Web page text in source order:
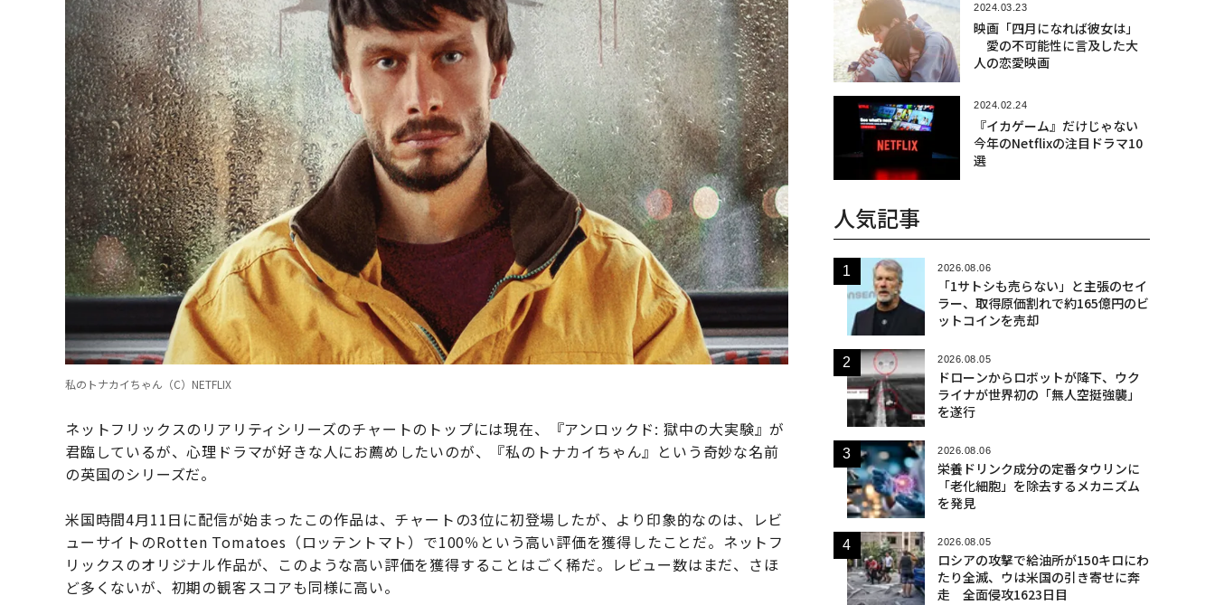
私のトナカイちゃん（C）NETFLIX
ネットフリックスのリアリティシリーズのチャートのトップには現在、『アンロックド: 獄中の大実験』が
君臨しているが、心理ドラマが好きな人にお薦めしたいのが、『私のトナカイちゃん』という奇妙な名前
の英国のシリーズだ。
米国時間4月11日に配信が始まったこの作品は、チャートの3位に初登場したが、より印象的なのは、レビ
ューサイトのRotten Tomatoes（ロッテントマト）で100％という高い評価を獲得したことだ。ネットフ
リックスのオリジナル作品が、このような高い評価を獲得することはごく稀だ。レビュー数はまだ、さほ
ど多くないが、初期の観客スコアも同様に高い。
2024.03.23
映画「四月になれば彼女は」
愛の不可能性に言及した大
人の恋愛映画
2024.02.24
『イカゲーム』だけじゃない
今年のNetflixの注目ドラマ10
選
人気記事
2026.08.06
「1サトシも売らない」と主張のセイ
ラー、取得原価割れで約165億円のビ
ットコインを売却
2026.08.05
ドローンからロボットが降下、ウク
ライナが世界初の「無人空挺強襲」
を遂行
2026.08.06
栄養ドリンク成分の定番タウリンに
「老化細胞」を除去するメカニズム
を発見
2026.08.05
ロシアの攻撃で給油所が150キロにわ
たり全滅、ウは米国の引き寄せに奔
走 全面侵攻1623日目